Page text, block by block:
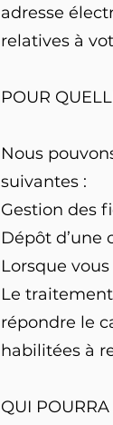
adresse
relatives à
POUR
Nous
suivantes :
Gestion des
Dépôt d’une
Lorsque
Le
répondre le
habilitées à
QUI